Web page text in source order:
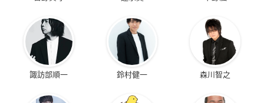
諏訪部順一 鈴村健一 森川智之